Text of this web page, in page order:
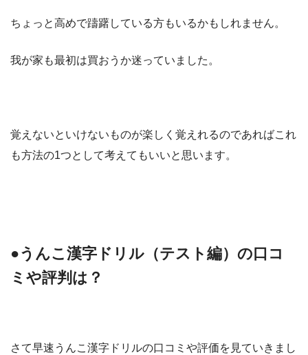
ちょっと高めで躊躇している方もいるかもしれません。
我が家も最初は買おうか迷っていました。
覚えないといけないものが楽しく覚えれるのであればこれ
も方法の1つとして考えてもいいと思います。
●うんこ漢字ドリル（テスト編）の口コ
ミや評判は？
さて早速うんこ漢字ドリルの口コミや評価を見ていきまし